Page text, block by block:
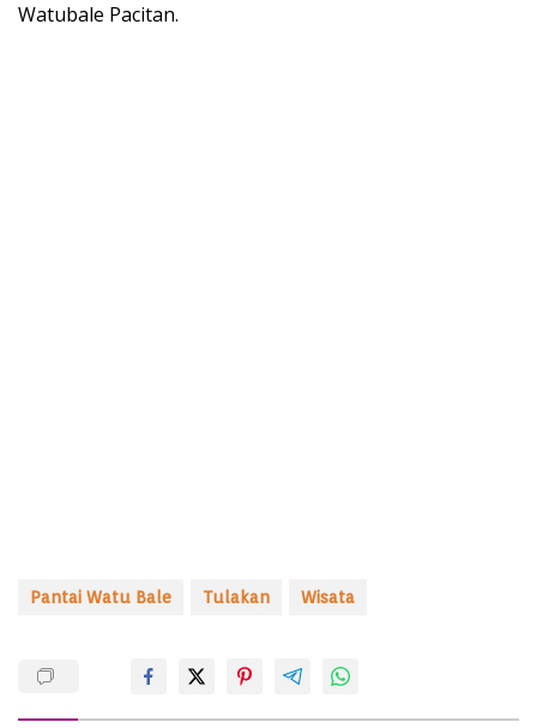
Watubale Pacitan.
Pantai Watu Bale Tulakan Wisata